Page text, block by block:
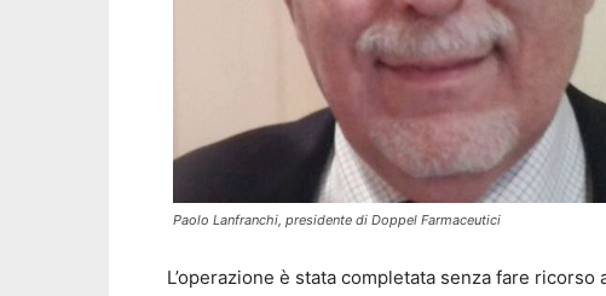
Paolo Lanfranchi, presidente di Doppel Farmaceutici
L’operazione è stata completata senza fare